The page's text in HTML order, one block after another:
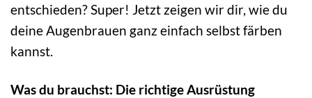
entschieden? Super! Jetzt zeigen wir dir, wie du
deine Augenbrauen ganz einfach selbst färben
kannst.
Was du brauchst: Die richtige Ausrüstung